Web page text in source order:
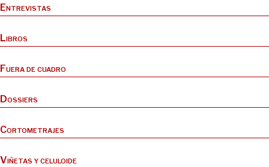
Entrevistas
Libros
Fuera de cuadro
Dossiers
Cortometrajes
Viñetas y celuloide